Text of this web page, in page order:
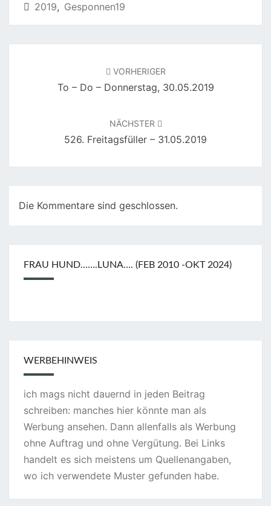
2019, Gesponnen19
VORHERIGER
To – Do – Donnerstag, 30.05.2019
NÄCHSTER
526. Freitagsfüller – 31.05.2019
Die Kommentare sind geschlossen.
FRAU HUND…….LUNA…. (FEB 2010 -OKT 2024)
WERBEHINWEIS
ich mags nicht dauernd in jeden Beitrag
schreiben: manches hier könnte man als
Werbung ansehen. Dann allenfalls als Werbung
ohne Auftrag und ohne Vergütung. Bei Links
handelt es sich meistens um Quellenangaben,
wo ich verwendete Muster gefunden habe.